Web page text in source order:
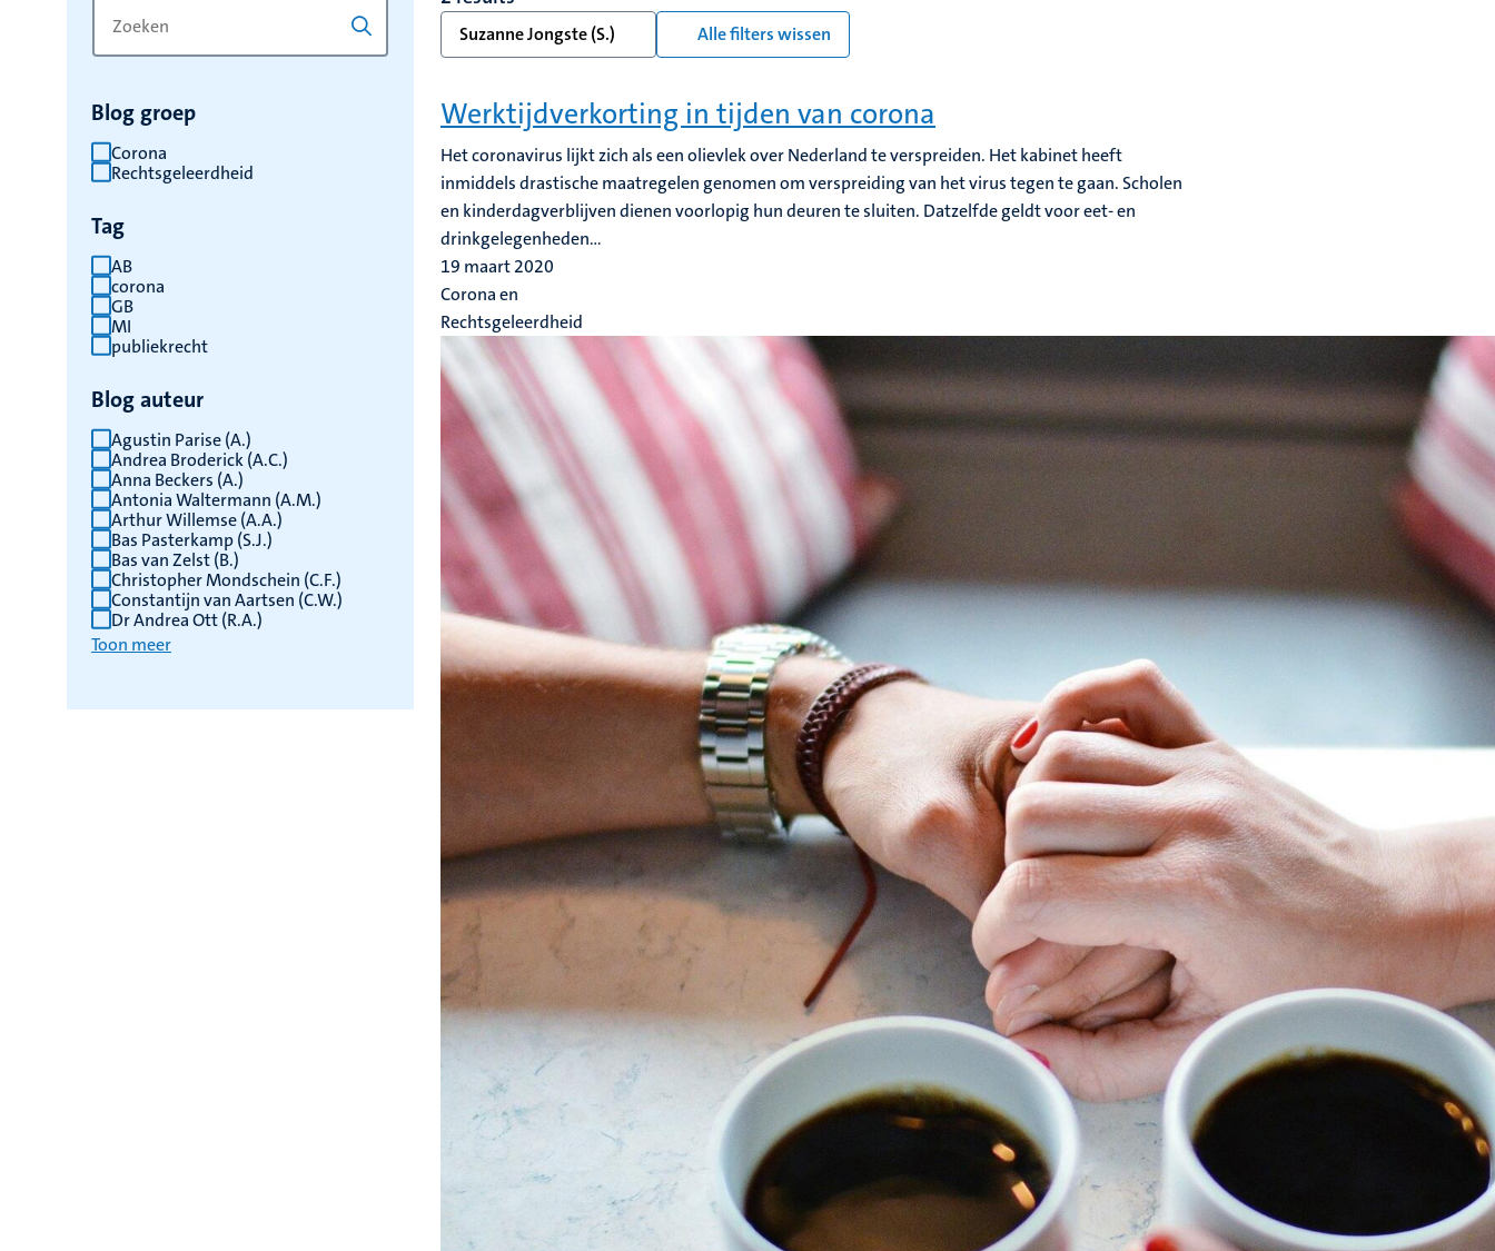
trefwoord
trefwoord
resultaten
vernieuwen
Blog groep
Corona
Rechtsgeleerdheid
Tag
AB
corona
GB
MI
publiekrecht
Blog auteur
Agustin Parise (A.)
Andrea Broderick (A.C.)
Anna Beckers (A.)
Antonia Waltermann (A.M.)
Arthur Willemse (A.A.)
Bas Pasterkamp (S.J.)
Bas van Zelst (B.)
Christopher Mondschein (C.F.)
Constantijn van Aartsen (C.W.)
Dr Andrea Ott (R.A.)
Toon meer
Suzanne Jongste (S.) Alle filters wissen
Werktijdverkorting in tijden van corona
Het coronavirus lijkt zich als een olievlek over Nederland te verspreiden. Het kabinet heeft
inmiddels drastische maatregelen genomen om verspreiding van het virus tegen te gaan. Scholen
en kinderdagverblijven dienen voorlopig hun deuren te sluiten. Datzelfde geldt voor eet- en
drinkgelegenheden...
19 maart 2020
Corona en
Rechtsgeleerdheid